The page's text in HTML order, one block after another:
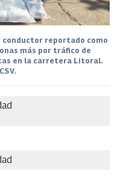
conductor reportado como
más por tráfico de
en la carretera Litoral.